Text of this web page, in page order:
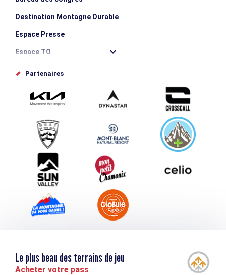
Destination Montagne Durable
Espace Presse
Espace TO
Offices de tourisme
Proposez votre évènement
Service groupes et séminaires
Téléchargements
Tourisme et handicap
Partenaires
Le plus beau des terrains de jeu
Acheter votre pass